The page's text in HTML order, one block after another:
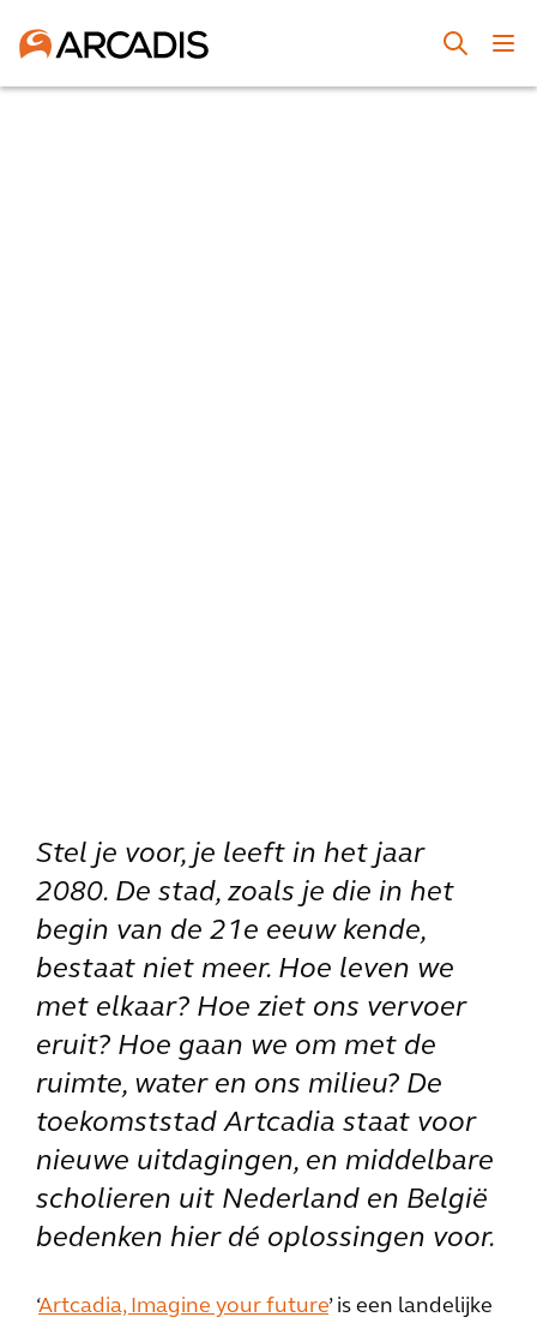
Stel je voor, je leeft in het jaar
2080. De stad, zoals je die in het
begin van de 21e eeuw kende,
bestaat niet meer. Hoe leven we
met elkaar? Hoe ziet ons vervoer
eruit? Hoe gaan we om met de
ruimte, water en ons milieu? De
toekomststad Artcadia staat voor
nieuwe uitdagingen, en middelbare
scholieren uit Nederland en België
bedenken hier dé oplossingen voor.
‘Artcadia, Imagine your future’ is een landelijke